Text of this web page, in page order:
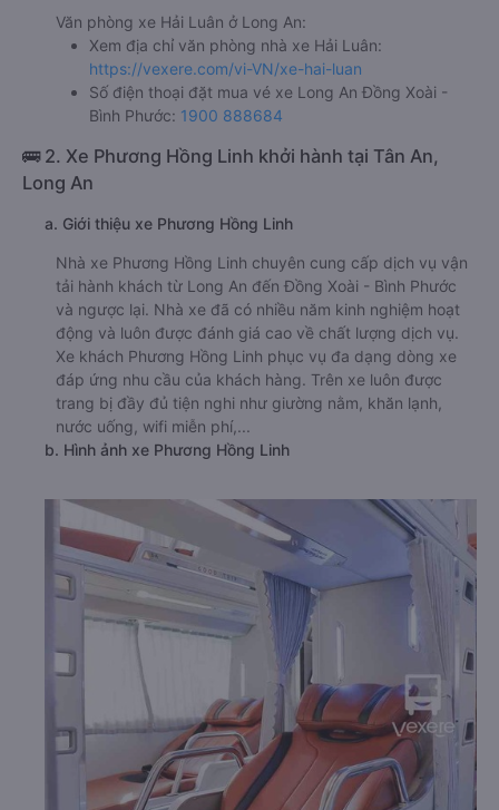
Văn phòng xe Hải Luân ở Long An:
Xem địa chỉ văn phòng nhà xe Hải Luân:
https://vexere.com/vi-VN/xe-hai-luan
Số điện thoại đặt mua vé xe Long An Đồng Xoài -
Bình Phước: 1900 888684
🚌 2. Xe Phương Hồng Linh khởi hành tại Tân An,
Long An
a. Giới thiệu xe Phương Hồng Linh
Nhà xe Phương Hồng Linh chuyên cung cấp dịch vụ vận
tải hành khách từ Long An đến Đồng Xoài - Bình Phước
và ngược lại. Nhà xe đã có nhiều năm kinh nghiệm hoạt
động và luôn được đánh giá cao về chất lượng dịch vụ.
Xe khách Phương Hồng Linh phục vụ đa dạng dòng xe
đáp ứng nhu cầu của khách hàng. Trên xe luôn được
trang bị đầy đủ tiện nghi như giường nằm, khăn lạnh,
nước uống, wifi miễn phí,...
b. Hình ảnh xe Phương Hồng Linh